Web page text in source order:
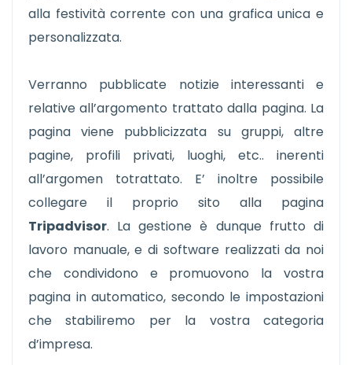
alla festività corrente con una grafica unica e
personalizzata.
Verranno pubblicate notizie interessanti e
relative all’argomento trattato dalla pagina. La
pagina viene pubblicizzata su gruppi, altre
pagine, profili privati, luoghi, etc.. inerenti
all’argomen totrattato. E’ inoltre possibile
collegare il proprio sito alla pagina
Tripadvisor. La gestione è dunque frutto di
lavoro manuale, e di software realizzati da noi
che condividono e promuovono la vostra
pagina in automatico, secondo le impostazioni
che stabiliremo per la vostra categoria
d’impresa.